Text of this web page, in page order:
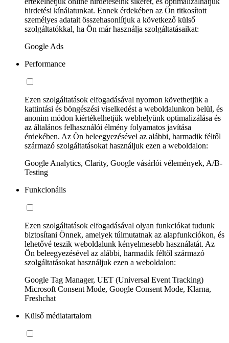
hirdetési kínálatunkat. Ennek érdekében az Ön titkosított
személyes adatait összehasonlítjuk a következő külső
szolgáltatókkal, ha Ön már használja szolgáltatásaikat:
Google Ads
Performance
Ezen szolgáltatások elfogadásával nyomon követhetjük a
kattintási és böngészési viselkedést a weboldalunkon belül, és
anonim módon kiértékelhetjük webhelyünk optimalizálása és
az általános felhasználói élmény folyamatos javítása
érdekében. Az Ön beleegyezésével az alábbi, harmadik féltől
származó szolgáltatásokat használjuk ezen a weboldalon:
Google Analytics, Clarity, Google vásárlói vélemények, A/B-
Testing
Funkcionális
Ezen szolgáltatások elfogadásával olyan funkciókat tudunk
biztosítani Önnek, amelyek túlmutatnak az alapfunkciókon, és
lehetővé teszik weboldalunk kényelmesebb használatát. Az
Ön beleegyezésével az alábbi, harmadik féltől származó
szolgáltatásokat használjuk ezen a weboldalon:
Google Tag Manager, UET (Universal Event Tracking)
Microsoft Consent Mode, Google Consent Mode, Klarna,
Freshchat
Külső médiatartalom